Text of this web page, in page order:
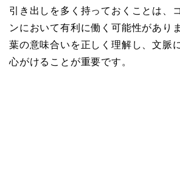
引き出しを多く持っておくことは、
ンにおいて有利に働く可能性があり
葉の意味合いを正しく理解し、文脈
心がけることが重要です。